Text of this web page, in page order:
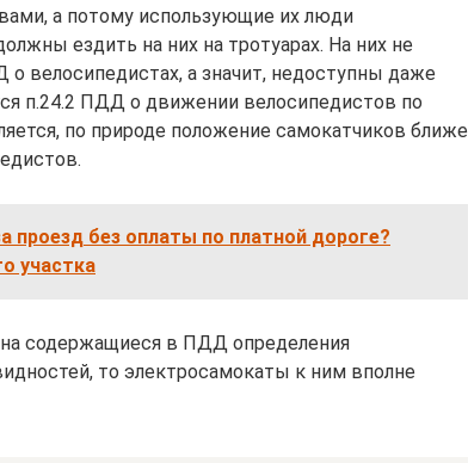
а потому использующие их люди
ездить на них на тротуарах. На них не
велосипедистах, а значит, недоступны даже
п.24.2 ПДД о движении велосипедистов по
по природе положение самокатчиков ближе
проезд без оплаты по платной дороге?
участка
содержащиеся в ПДД определения
то электросамокаты к ним вполне